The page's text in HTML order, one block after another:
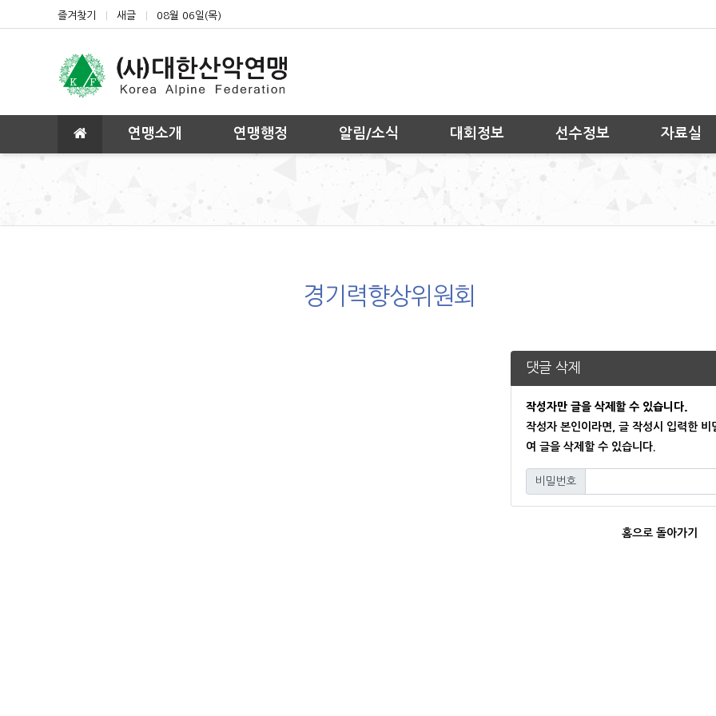
상단 네비
즐겨찾기 새글 08월 06일(목)
메인 메뉴 연맹소개 연맹행정 알림/소식 대회정보 선수정보 자료실
경기력향상위원회
댓글 삭제
작성자만 글을 삭제할 수 있습니다.
작성자 본인이라면, 글 작성시 입력한 비
여 글을 삭제할 수 있습니다.
비밀번호
필수
홈으로 돌아가기